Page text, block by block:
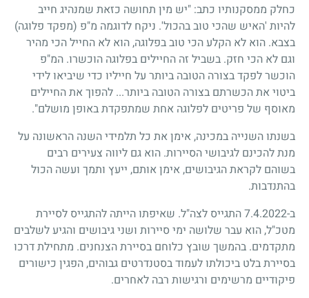
כחלק ממסקנותיו כתב: "יש מין תחושה כזאת שמנהיג חייב
להיות 'האיש שהכי טוב בהכול'. ניקח לדוגמה מ"פ (מפקד פלוגה)
בצבא. הוא לא הקלע הכי טוב בפלוגה, הוא לא החייל הכי מהיר
וגם לא הכי חזק. בשביל זה החיילים בפלוגה הוכשרו. המ"פ
הוכשר לפקד בצורה הטובה ביותר על חייליו כדי שיביאו לידי
ביטוי את הכשרתם בצורה הטובה ביותר... להפוך את החיילים
מאוסף של פריטים לפלוגה אחת שמתפקדת באופן מושלם".
בשנתו השנייה במכינה, אימן את כל תלמידי השנה הראשונה על
מנת להכינם לגיבושי הסיירות. הוא גם ליווה צעירים רבים
בשוהם לקראת הגיבושים, אימן אותם, ייעץ ותמך ועשה הכול
בהתנדבות.
ב-7.4.2022 התגייס לצה"ל. שאיפתו הייתה להתגייס לסיירת
מטכ"ל, הוא עבר שלושה ימי סיירות ושני גיבושים והגיע לשלבים
מתקדמים. בהמשך שובץ כלוחם בסיירת הצנחנים. מתחילת דרכו
בסיירת בלט ביכולתו לעמוד בסטנדרטים גבוהים, הפגין כישורים
פיקודיים מרשימים ורגישות רבה לאחרים.